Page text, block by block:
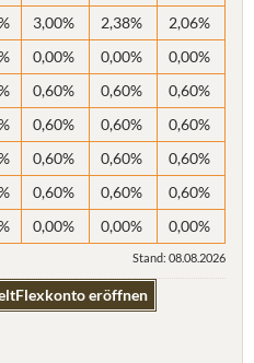
3,00% 2,38%
2,06%
0,00% 0,00%
0,00%
0,60% 0,60%
0,60%
0,60% 0,60%
0,60%
0,60% 0,60%
0,60%
0,60% 0,60%
0,60%
0,00% 0,00% 0,00%
Stand: 08.08.2026
eröffnen